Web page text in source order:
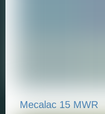
Mecalac 15 MWR